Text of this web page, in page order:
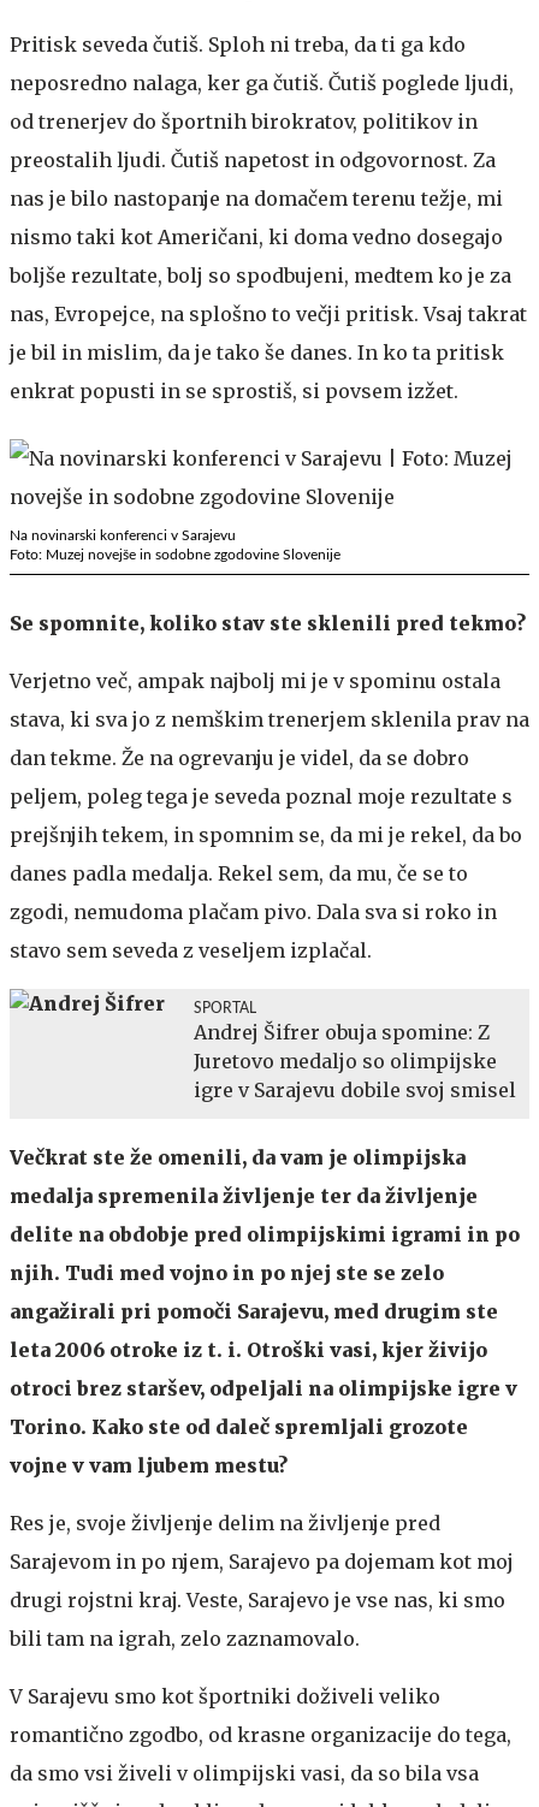
Pritisk seveda čutiš. Sploh ni treba, da ti ga kdo
neposredno nalaga, ker ga čutiš. Čutiš poglede ljudi,
od trenerjev do športnih birokratov, politikov in
preostalih ljudi. Čutiš napetost in odgovornost. Za
nas je bilo nastopanje na domačem terenu težje, mi
nismo taki kot Američani, ki doma vedno dosegajo
boljše rezultate, bolj so spodbujeni, medtem ko je za
nas, Evropejce, na splošno to večji pritisk. Vsaj takrat
je bil in mislim, da je tako še danes. In ko ta pritisk
enkrat popusti in se sprostiš, si povsem izžet.
Na novinarski konferenci v Sarajevu
Foto: Muzej novejše in sodobne zgodovine Slovenije
Se spomnite, koliko stav ste sklenili pred tekmo?
Verjetno več, ampak najbolj mi je v spominu ostala
stava, ki sva jo z nemškim trenerjem sklenila prav na
dan tekme. Že na ogrevanju je videl, da se dobro
peljem, poleg tega je seveda poznal moje rezultate s
prejšnjih tekem, in spomnim se, da mi je rekel, da bo
danes padla medalja. Rekel sem, da mu, če se to
zgodi, nemudoma plačam pivo. Dala sva si roko in
stavo sem seveda z veseljem izplačal.
SPORTAL
Andrej Šifrer obuja spomine: Z
Juretovo medaljo so olimpijske
igre v Sarajevu dobile svoj smisel
Večkrat ste že omenili, da vam je olimpijska
medalja spremenila življenje ter da življenje
delite na obdobje pred olimpijskimi igrami in po
njih. Tudi med vojno in po njej ste se zelo
angažirali pri pomoči Sarajevu, med drugim ste
leta 2006 otroke iz t. i. Otroški vasi, kjer živijo
otroci brez staršev, odpeljali na olimpijske igre v
Torino. Kako ste od daleč spremljali grozote
vojne v vam ljubem mestu?
Res je, svoje življenje delim na življenje pred
Sarajevom in po njem, Sarajevo pa dojemam kot moj
drugi rojstni kraj. Veste, Sarajevo je vse nas, ki smo
bili tam na igrah, zelo zaznamovalo.
V Sarajevu smo kot športniki doživeli veliko
romantično zgodbo, od krasne organizacije do tega,
da smo vsi živeli v olimpijski vasi, da so bila vsa